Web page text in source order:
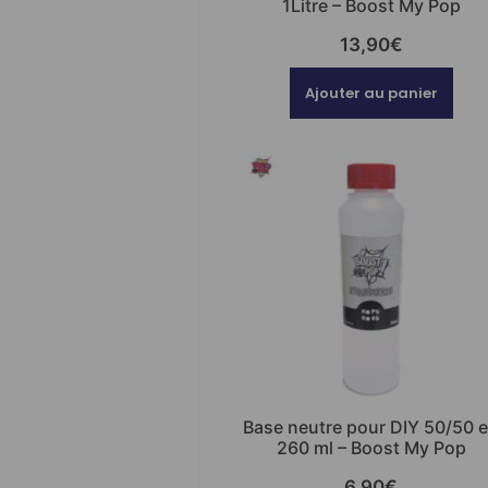
1Litre – Boost My Pop
13,90€
Ajouter au panier
Base neutre pour DIY 50/50
260 ml – Boost My Pop